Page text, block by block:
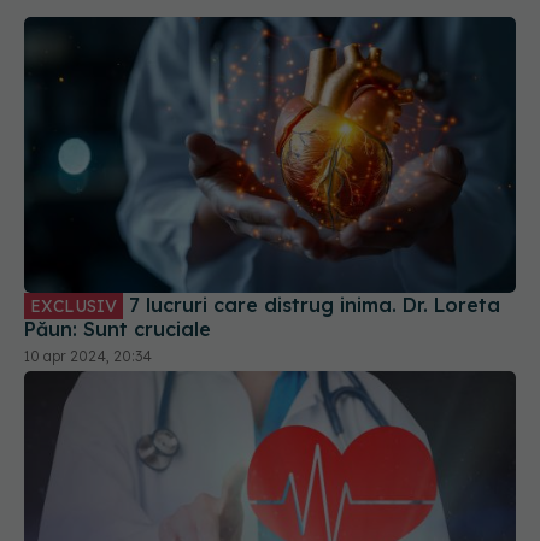
EXCLUSIV
Păun: Sunt cruciale
10 apr 2024, 20:34